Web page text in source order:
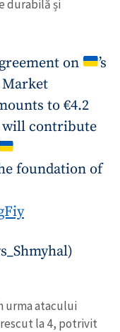
durabilă și
on
’s
Market
to €4.2
contribute
foundation of
urma atacului
la 4, potrivit